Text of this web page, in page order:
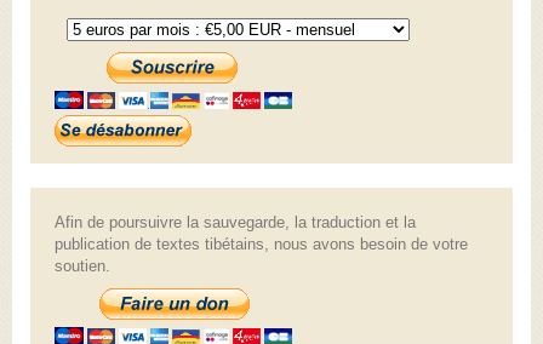
Afin de poursuivre la sauvegarde, la traduction et la
publication de textes tibétains, nous avons besoin de votre
soutien.